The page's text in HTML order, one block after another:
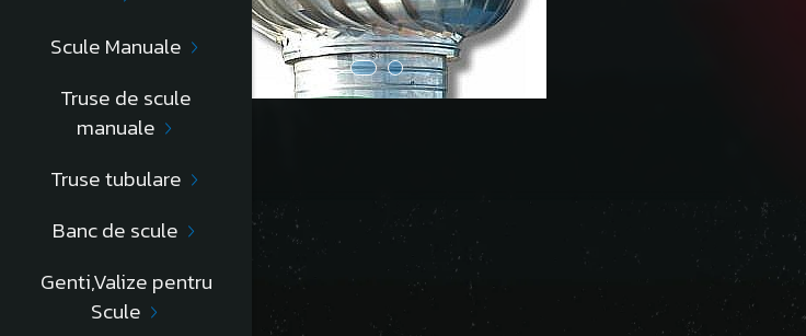
Scule Manuale
Truse de scule
manuale
Truse tubulare
Banc de scule
Genti,Valize pentru
Scule
Descriere